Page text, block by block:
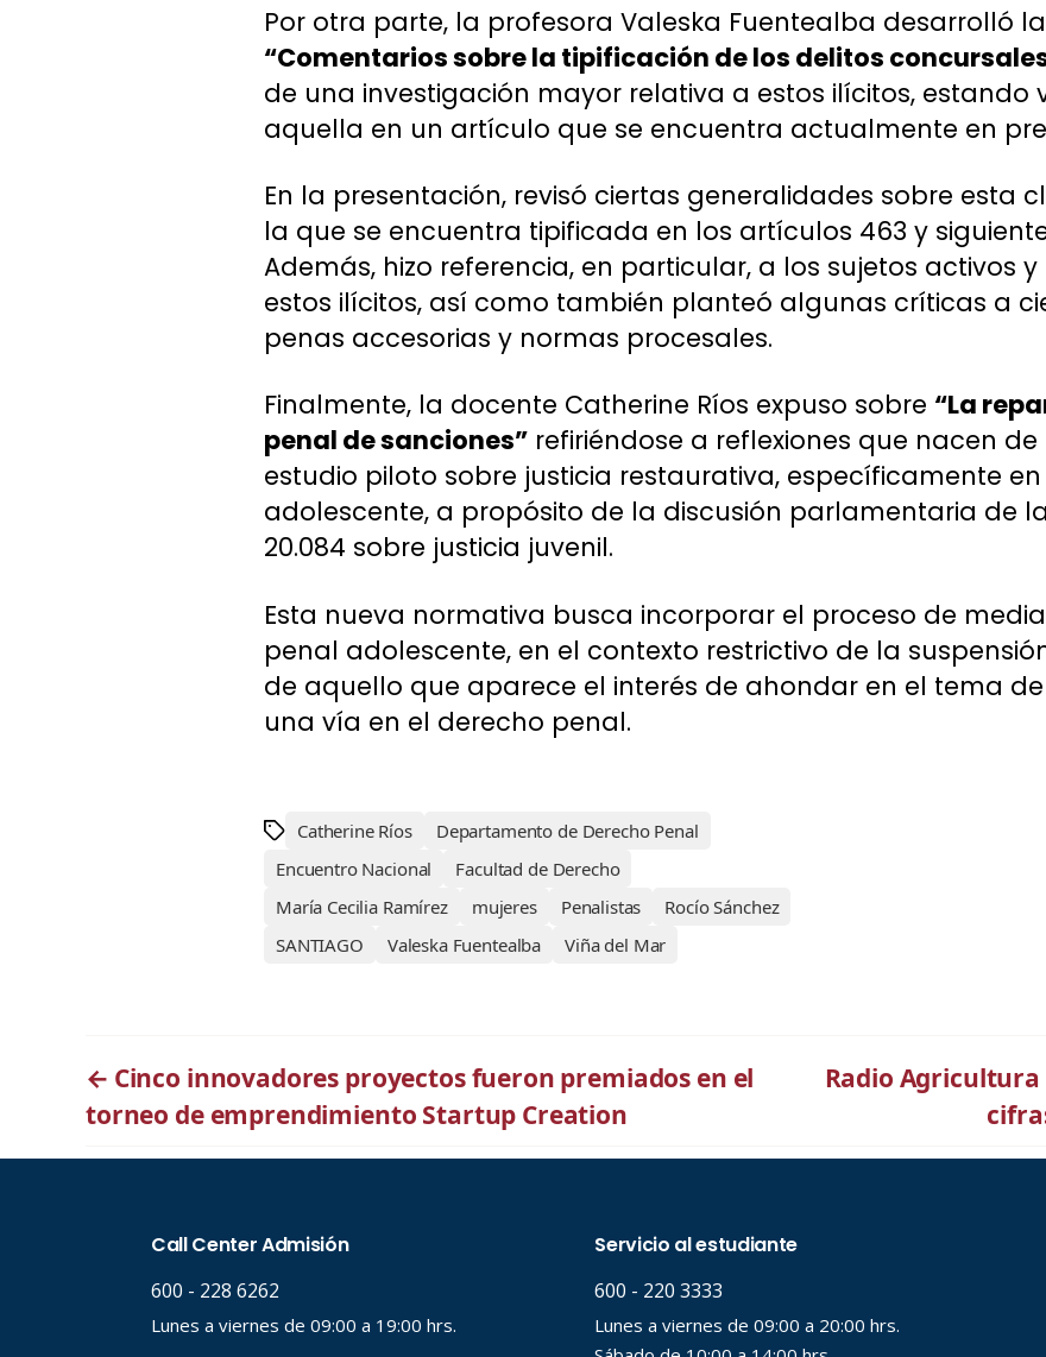
Por otra parte, la profesora Valeska Fuentealba desarrolló
“Comentarios sobre la tipificación de los delitos
de una investigación mayor relativa a estos ilícitos,
aquella en un artículo que se encuentra actualmente en
En la presentación, revisó ciertas generalidades sobre esta
la que se encuentra tipificada en los artículos 463 y
Además, hizo referencia, en particular, a los sujetos activos
estos ilícitos, así como también planteó algunas críticas a
penas accesorias y normas procesales.
Finalmente, la docente Catherine Ríos expuso sobre “La
penal de sanciones” refiriéndose a reflexiones que nacen
estudio piloto sobre justicia restaurativa, específicamente
adolescente, a propósito de la discusión parlamentaria de
20.084 sobre justicia juvenil.
Esta nueva normativa busca incorporar el proceso de
penal adolescente, en el contexto restrictivo de la
de aquello que aparece el interés de ahondar en el tema
una vía en el derecho penal.
Catherine Ríos
Departamento de Derecho Penal
Encuentro Nacional
Facultad de Derecho
María Cecilia Ramírez
mujeres Penalistas
Rocío Sánchez
SANTIAGO
Valeska Fuentealba Viña del Mar
← Cinco innovadores proyectos fueron premiados en el
torneo de emprendimiento Startup Creation
Radio Agricultura